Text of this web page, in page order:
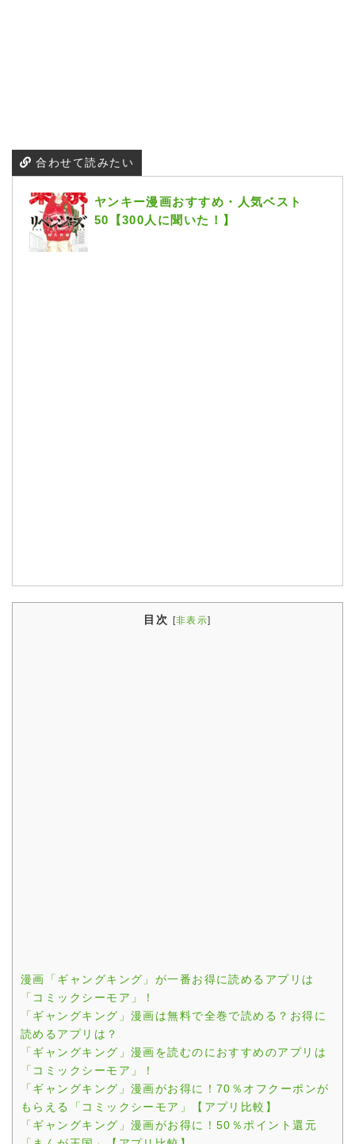
合わせて読みたい
ヤンキー漫画おすすめ・人気ベスト
50【300人に聞いた！】
目次 [非表示]
漫画「ギャングキング」が一番お得に読めるアプリは
「コミックシーモア」！
「ギャングキング」漫画は無料で全巻で読める？お得に
読めるアプリは？
「ギャングキング」漫画を読むのにおすすめのアプリは
「コミックシーモア」！
「ギャングキング」漫画がお得に！70％オフクーポンが
もらえる「コミックシーモア」【アプリ比較】
「ギャングキング」漫画がお得に！50％ポイント還元